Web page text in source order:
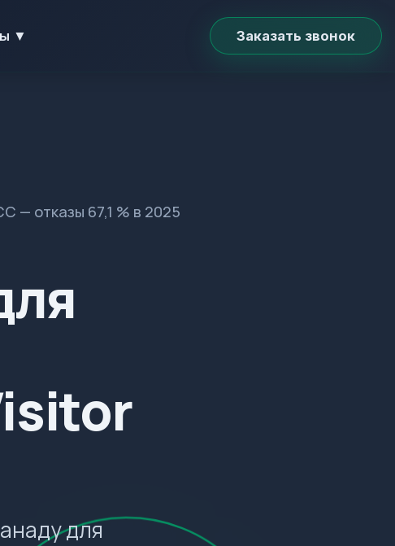
▼ Заказать звонок
— отказы 67,1 % в 2025
для